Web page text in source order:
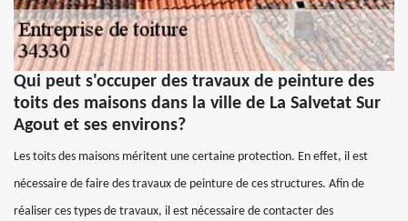
Qui peut s'occuper des travaux de peinture des
toits des maisons dans la ville de La Salvetat Sur
Agout et ses environs?
Les toits des maisons méritent une certaine protection. En effet, il est
nécessaire de faire des travaux de peinture de ces structures. Afin de
réaliser ces types de travaux, il est nécessaire de contacter des